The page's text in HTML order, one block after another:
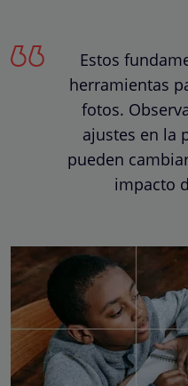
Estos
herramientas
fotos.
ajustes en la
pueden
impacto